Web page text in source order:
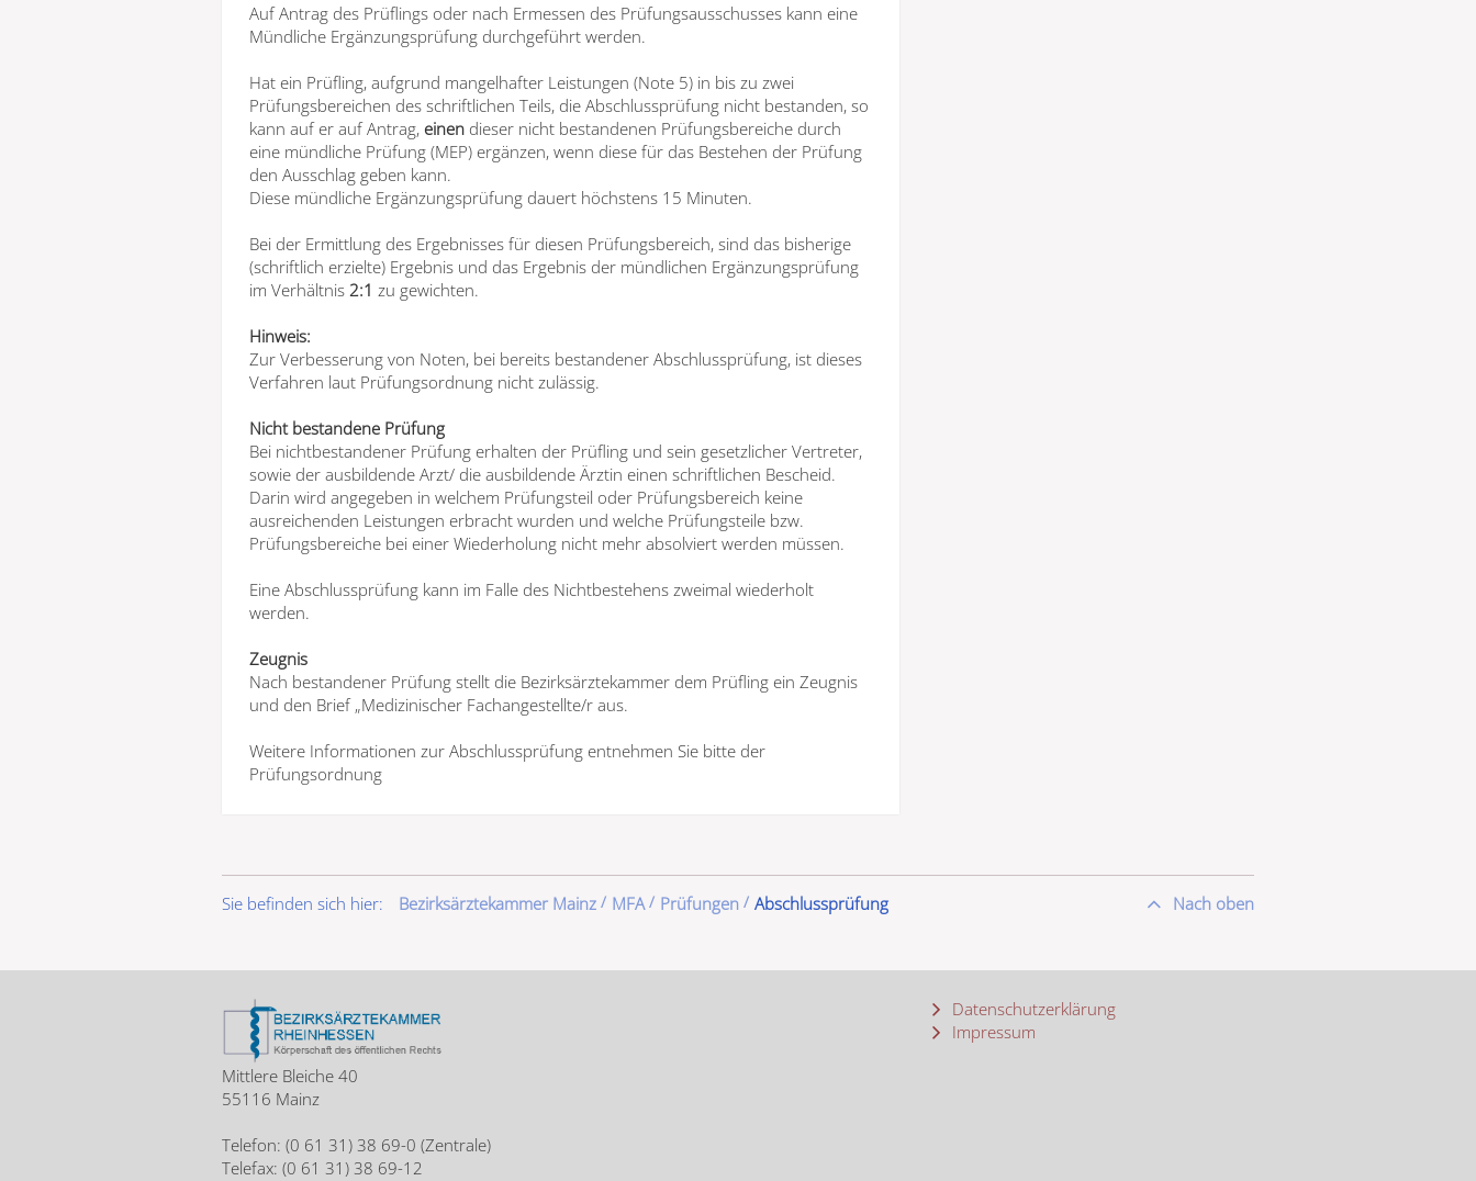
Auf Antrag des Prüflings oder nach Ermessen des Prüfungsausschusses kann eine
Mündliche Ergänzungsprüfung durchgeführt werden.
Hat ein Prüfling, aufgrund mangelhafter Leistungen (Note 5) in bis zu zwei
Prüfungsbereichen des schriftlichen Teils, die Abschlussprüfung nicht bestanden, so
kann auf er auf Antrag, einen dieser nicht bestandenen Prüfungsbereiche durch
eine mündliche Prüfung (MEP) ergänzen, wenn diese für das Bestehen der Prüfung
den Ausschlag geben kann.
Diese mündliche Ergänzungsprüfung dauert höchstens 15 Minuten.
Bei der Ermittlung des Ergebnisses für diesen Prüfungsbereich, sind das bisherige
(schriftlich erzielte) Ergebnis und das Ergebnis der mündlichen Ergänzungsprüfung
im Verhältnis 2:1 zu gewichten.
Hinweis:
Zur Verbesserung von Noten, bei bereits bestandener Abschlussprüfung, ist dieses
Verfahren laut Prüfungsordnung nicht zulässig.
Nicht bestandene Prüfung
Bei nichtbestandener Prüfung erhalten der Prüfling und sein gesetzlicher Vertreter,
sowie der ausbildende Arzt/ die ausbildende Ärztin einen schriftlichen Bescheid.
Darin wird angegeben in welchem Prüfungsteil oder Prüfungsbereich keine
ausreichenden Leistungen erbracht wurden und welche Prüfungsteile bzw.
Prüfungsbereiche bei einer Wiederholung nicht mehr absolviert werden müssen.
Eine Abschlussprüfung kann im Falle des Nichtbestehens zweimal wiederholt
werden.
Zeugnis
Nach bestandener Prüfung stellt die Bezirksärztekammer dem Prüfling ein Zeugnis
und den Brief „Medizinischer Fachangestellte/r aus.
Weitere Informationen zur Abschlussprüfung entnehmen Sie bitte der
Prüfungsordnung
Sie befinden sich hier: Bezirksärztekammer Mainz MFA Prüfungen Abschlussprüfung Nach oben
Mittlere Bleiche 40
55116 Mainz
Telefon: (0 61 31) 38 69-0 (Zentrale)
Telefax: (0 61 31) 38 69-12
Datenschutzerklärung
Impressum